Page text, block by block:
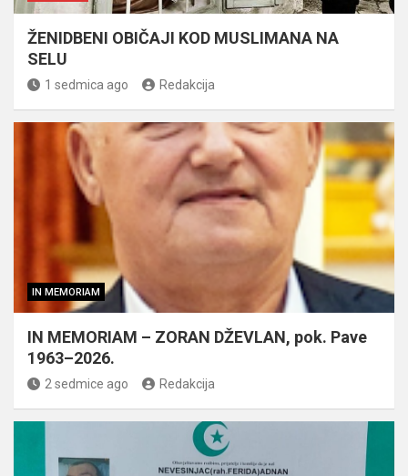
ŽENIDBENI OBIČAJI KOD MUSLIMANA NA
SELU
1 sedmica ago Redakcija
IN MEMORIAM
IN MEMORIAM – ZORAN DŽEVLAN, pok. Pave
1963–2026.
2 sedmice ago Redakcija